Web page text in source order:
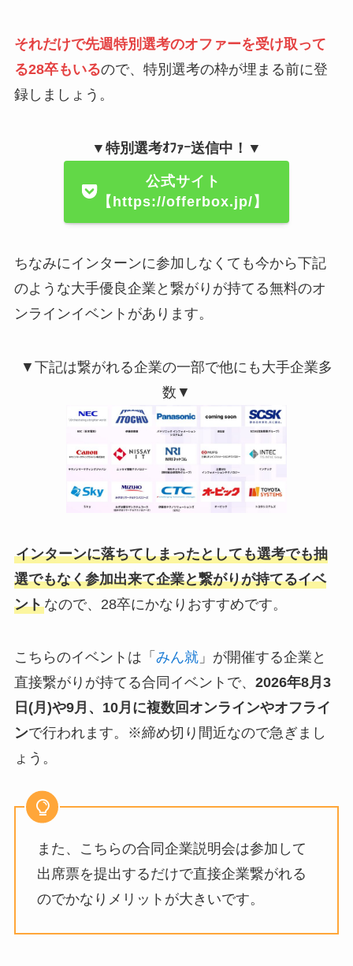
それだけで先週特別選考のオファーを受け取って
る28卒もいるので、特別選考の枠が埋まる前に登
録しましょう。
▼特別選考ｵﾌｧｰ送信中！▼
公式サイト
【https://offerbox.jp/】
ちなみにインターンに参加しなくても今から下記
のような大手優良企業と繋がりが持てる無料のオ
ンラインイベントがあります。
▼下記は繋がれる企業の一部で他にも大手企業多
数▼
インターンに落ちてしまったとしても選考でも抽
選でもなく参加出来て企業と繋がりが持てるイベ
ントなので、28卒にかなりおすすめです。
こちらのイベントは「 みん就」が開催する企業と
直接繋がりが持てる合同イベントで、 2026年8月3
日(月)や9月、10月 に複数回オンラインやオフライ
ンで行われます。※締め切り間近なので急ぎまし
ょう。
また、こちらの合同企業説明会は参加して
出席票を提出するだけで直接企業繋がれる
のでかなりメリットが大きいです。